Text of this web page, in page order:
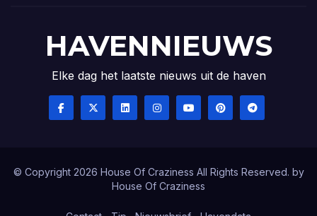
HAVENNIEUWS
Elke dag het laatste nieuws uit de haven
© Copyright 2026 House Of Craziness All Rights Reserved. by
House Of Craziness